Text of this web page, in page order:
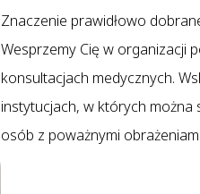
Znaczenie prawidłowo
Wesprzemy Cię w organizacji
konsultacjach medycznych.
instytucjach, w których
osób z poważnymi